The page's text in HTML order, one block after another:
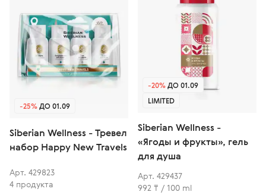
-25%ДО 01.09
Siberian Wellness - Тревел
набор Happy New Travels
Арт. 429823
4 продукта
-20%ДО 01.09
LIMITED
Siberian Wellness -
«Ягоды и фрукты», гель
для душа
Арт. 429437
992 ₸ / 100 ml